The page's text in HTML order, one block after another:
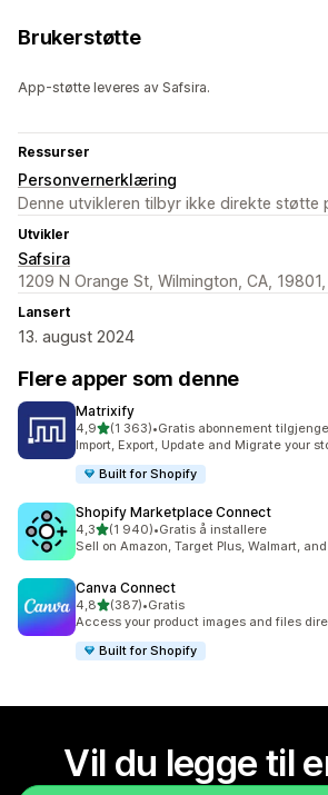
Brukerstøtte
App-støtte leveres av Safsira.
Ressurser
Personvernerklæring
Denne utvikleren tilbyr ikke direkte støtte
Utvikler
Safsira
1209 N Orange St, Wilmington, CA, 19801,
Lansert
13. august 2024
Flere apper som denne
Matrixify
4,9av 5 stjerner
(1 363)
Totalt 1363 omtaler
•Gratis abonnement
Import, Export, Update and Migrate your
Built for Shopify
Shopify Marketplace Connect
4,3av 5 stjerner
(1 940)
Totalt 1940 omtaler
•Gratis å installere
Sell on Amazon, Target Plus, Walmart,
Canva Connect
4,8av 5 stjerner
(387)
Totalt 387 omtaler
•Gratis
Access your product images and files
Built for Shopify
Vil du legge til